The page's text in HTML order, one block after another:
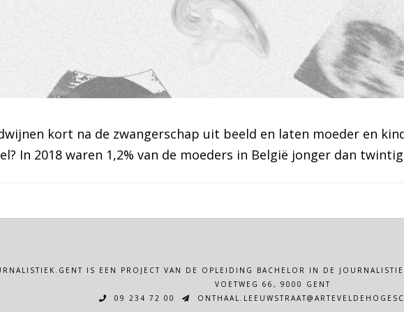
kort na de zwangerschap uit beeld en laten moeder en
In 2018 waren 1,2% van de moeders in België jonger dan
IS EEN PROJECT VAN DE OPLEIDING BACHELOR IN DE
VOETWEG 66, 9000 GENT
09 234 72 00